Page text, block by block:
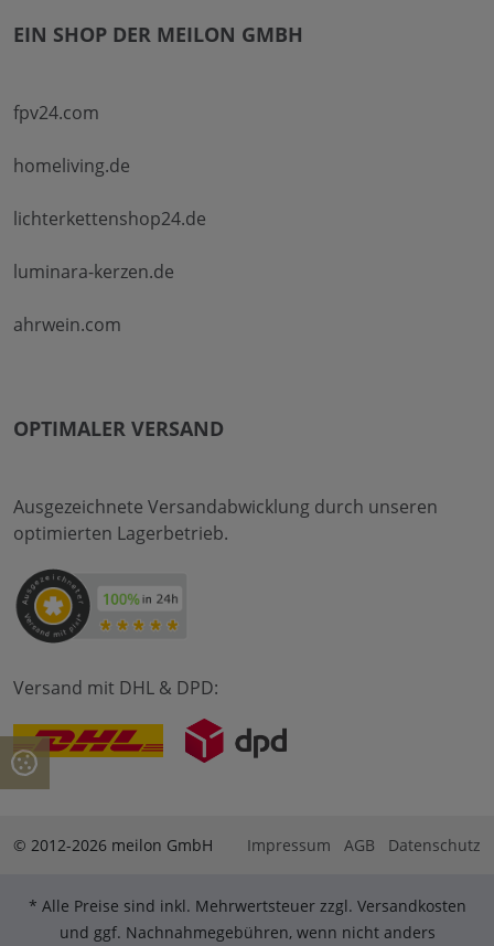
EIN SHOP DER MEILON GMBH
fpv24.com
homeliving.de
lichterkettenshop24.de
luminara-kerzen.de
ahrwein.com
OPTIMALER VERSAND
Ausgezeichnete Versandabwicklung durch unseren
optimierten Lagerbetrieb.
Versand mit DHL & DPD:
© 2012-2026 meilon GmbH Impressum AGB Datenschutz
* Alle Preise sind inkl. Mehrwertsteuer zzgl. Versandkosten
und ggf. Nachnahmegebühren, wenn nicht anders